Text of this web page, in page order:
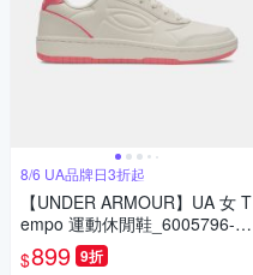
8/6 UA品牌日3折起
【UNDER ARMOUR】UA 女 T
empo 運動休閒鞋_6005796-2
79
$899 9折